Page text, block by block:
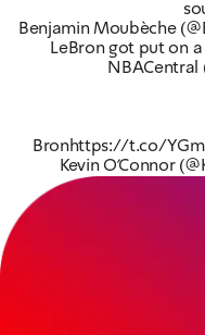
LeBron got put on
Bronhttps://t.co/